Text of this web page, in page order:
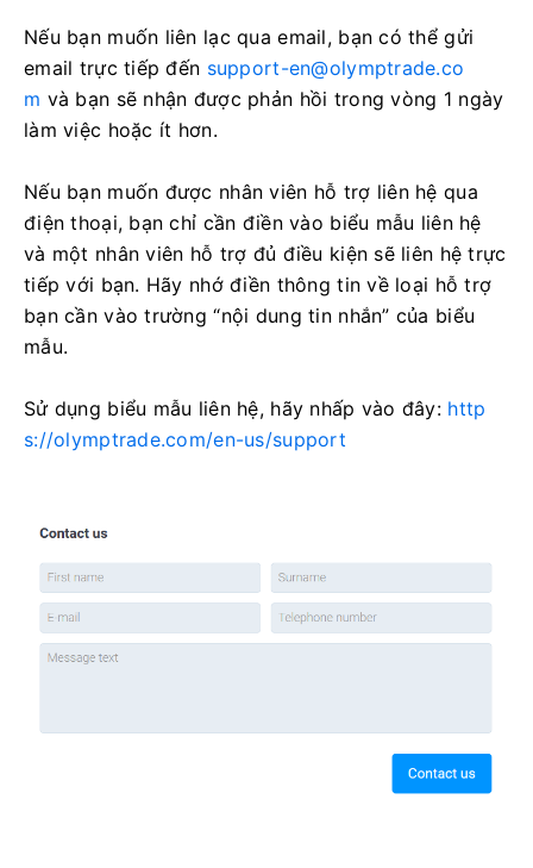
Nếu bạn muốn liên lạc qua email, bạn có thể gửi
email trực tiếp đến support-en@olymptrade.co
m và bạn sẽ nhận được phản hồi trong vòng 1 ngày
làm việc hoặc ít hơn.
Nếu bạn muốn được nhân viên hỗ trợ liên hệ qua
điện thoại, bạn chỉ cần điền vào biểu mẫu liên hệ
và một nhân viên hỗ trợ đủ điều kiện sẽ liên hệ trực
tiếp với bạn. Hãy nhớ điền thông tin về loại hỗ trợ
bạn cần vào trường “nội dung tin nhắn” của biểu
mẫu.
Sử dụng biểu mẫu liên hệ, hãy nhấp vào đây: http
s://olymptrade.com/en-us/support